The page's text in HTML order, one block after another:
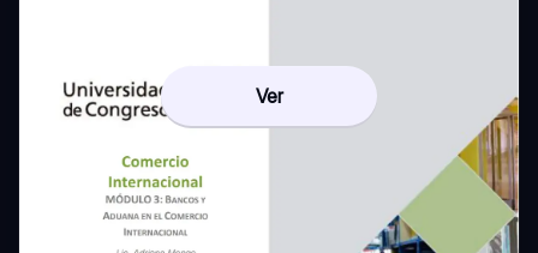
Ver